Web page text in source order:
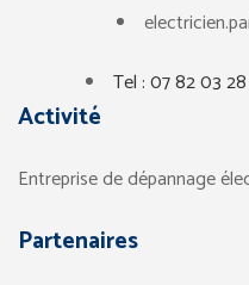
Tel : 07 82 03
Activité
Entreprise de dépannage
Partenaires